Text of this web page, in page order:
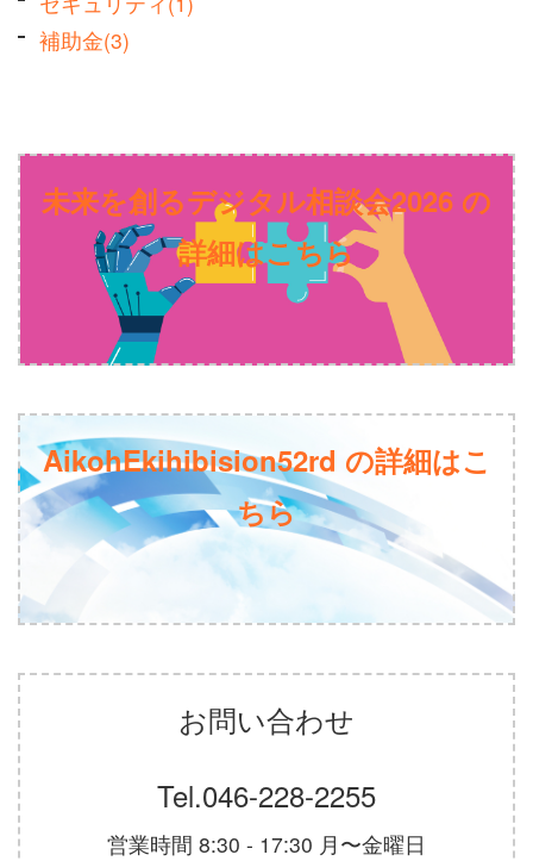
補助金(3)
未来を創るデジタル相談会2026 の
詳細はこちら
AikohEkihibision52rd の詳細はこ
ちら
お問い合わせ
Tel.046-228-2255
営業時間 8:30 - 17:30 月〜金曜日